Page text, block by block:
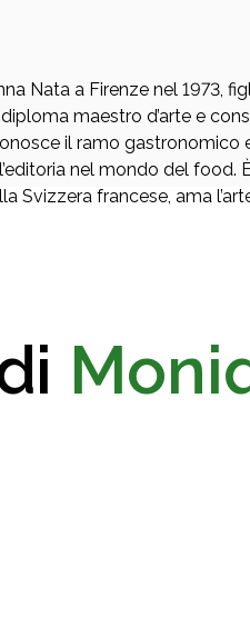
Nata a Firenze nel 1973,
maestro d’arte e
il ramo gastronomico
nel mondo del
Svizzera francese, ama